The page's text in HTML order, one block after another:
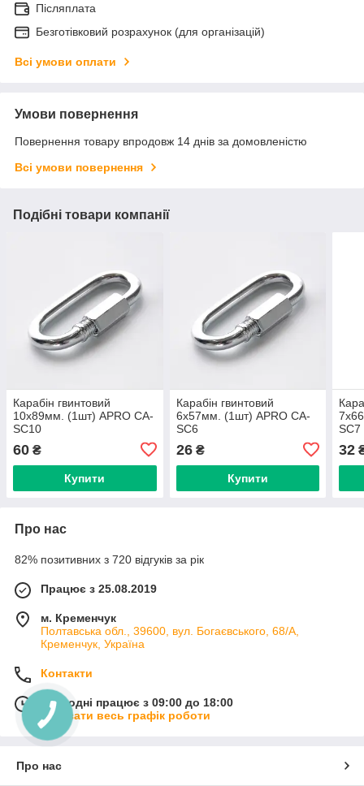
Післяплата
Безготівковий розрахунок (для організацій)
Всі умови оплати
Умови повернення
Повернення товару впродовж 14 днів за домовленістю
Всі умови повернення
Подібні товари компанії
Карабін гвинтовий
10х89мм. (1шт) APRO CA-
SC10
60 ₴
Купити
Карабін гвинтовий
6х57мм. (1шт) APRO CA-
SC6
26₴
Купити
SC7
32
Про нас
82% позитивних з 720 відгуків за рік
Працює з 25.08.2019
м. Кременчук
Полтавська обл., 39600, вул. Богаєвського, 68/А,
Кременчук, Україна
Контакти
Сьогодні працює з 09:00 до 18:00
Показати весь графік роботи
Про нас